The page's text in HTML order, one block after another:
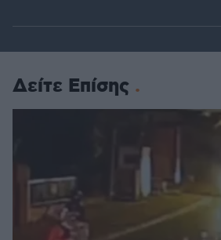
Δείτε Επίσης